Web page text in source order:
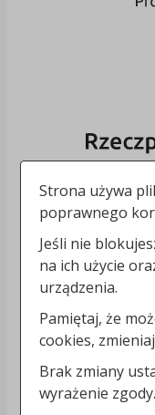
Strona używa
poprawnego
Jeśli nie
na ich użycie
urządzenia.
Pamiętaj, że
cookies,
Brak zmiany
wyrażenie zgody.